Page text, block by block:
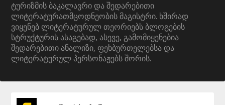
ტურიზმის ბაკალავრი და შედარებითი
ლიტერატურათმცოდნეობის მაგისტრი. ხშირად
ვიყენებ ლიტერატურულ თეორიებს ბლოგების
სტრუქტურის ასაგებად, ასევე, გამომიყენებია
შედარებითი ანალიზი, ფეხბურთელებსა და
ლიტერატურულ პერსონაჟებს შორის.